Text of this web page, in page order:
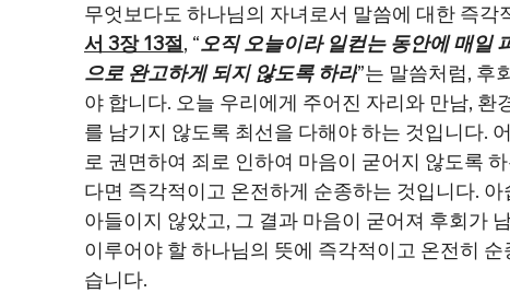
무엇보다도 하나님의 자녀로서 말씀에 대한 즉
서 3장 13절, “오직 오늘이라 일컫는 동안에 매일
으로 완고하게 되지 않도록 하라”는 말씀처럼, 후
야 합니다. 오늘 우리에게 주어진 자리와 만남,
를 남기지 않도록 최선을 다해야 하는 것입니다.
로 권면하여 죄로 인하여 마음이 굳어지 않도록
다면 즉각적이고 온전하게 순종하는 것입니다.
아들이지 않았고, 그 결과 마음이 굳어져 후회가
이루어야 할 하나님의 뜻에 즉각적이고 온전히
습니다.